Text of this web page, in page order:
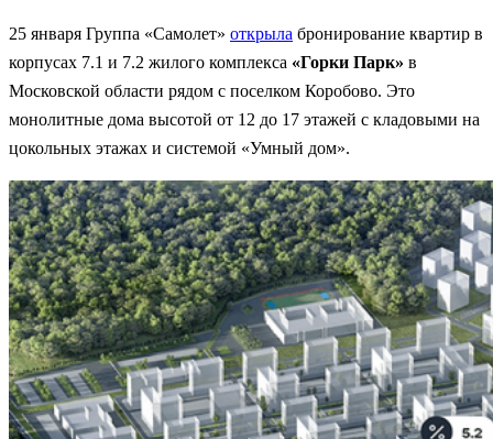
25 января Группа «Самолет» открыла бронирование квартир в
корпусах 7.1 и 7.2 жилого комплекса «Горки Парк» в
Московской области рядом с поселком Коробово. Это
монолитные дома высотой от 12 до 17 этажей с кладовыми на
цокольных этажах и системой «Умный дом».